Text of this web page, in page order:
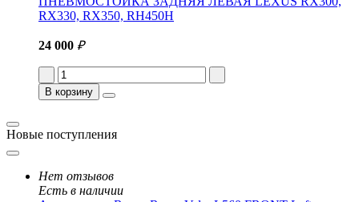
RX330, RX350, RH450H
24 000 ₽
В корзину
Новые поступления
Нет отзывов
Есть в наличии